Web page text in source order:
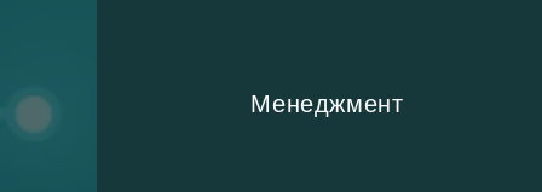
Менеджмент